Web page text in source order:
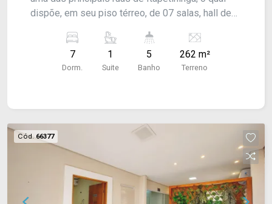
dispõe, em seu piso térreo, de 07 salas, hall de
banheiro com acessibilidade. No piso superior,
sala de acesso e suíte com pequeno closet e
banheira. Nos fundos, área de serviço coberta e
7
Dorm.
1
Suite
5
Banho
262 m²
Terreno
Cód.66377